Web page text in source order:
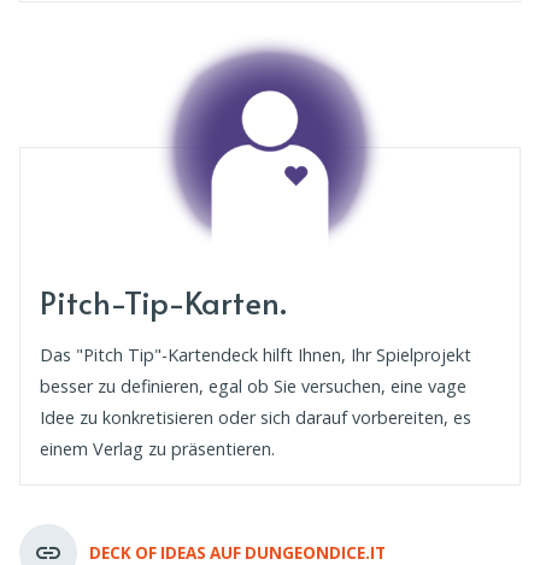
Pitch-Tip-Karten.
Das "Pitch Tip"-Kartendeck hilft Ihnen, Ihr Spielprojekt
besser zu definieren, egal ob Sie versuchen, eine vage
Idee zu konkretisieren oder sich darauf vorbereiten, es
einem Verlag zu präsentieren.
DECK OF IDEAS AUF DUNGEONDICE.IT